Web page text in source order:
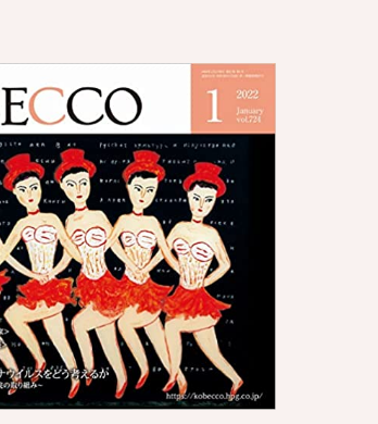
ホームの種類 よくあるご質問
立ち情報 おすすめ施設特集